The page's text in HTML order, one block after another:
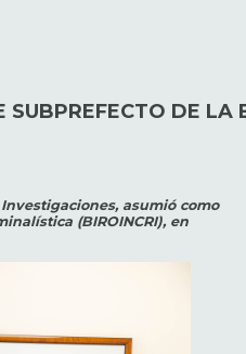
DE LA
asumió como
(BIROINCRI), en